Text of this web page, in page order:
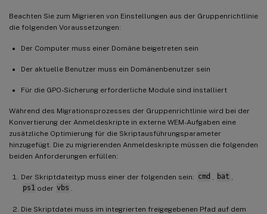
Beachten Sie zum Migrieren von Einstellungen aus der Gruppenrichtlinie
die folgenden Voraussetzungen:
Der Computer muss einer Domäne beigetreten sein
Der aktuelle Benutzer muss ein Domänenbenutzer sein
Für die GPO-Sicherung erforderliche Module sind installiert
Während des Migrationsprozesses der Gruppenrichtlinie wird bei der
Konvertierung der Anmeldeskripte in externe WEM-Aufgaben eine
zusätzliche Optimierung für die Skriptausführungsparameter
hinzugefügt. Die zu migrierenden Anmeldeskripte müssen die folgenden
beiden Anforderungen erfüllen:
Der Skriptdateityp muss einer der folgenden sein: cmd bat
ps1 oder vbs
Die Skriptdatei muss im integrierten freigegebenen Pfad auf dem